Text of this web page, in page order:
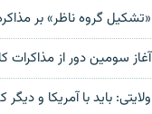
«تشکیل گروه ناظر» بر
آغاز سومین دور از مذاکرات
ولایتی: باید با آمریکا و دیگر کشورهای ۱+۵